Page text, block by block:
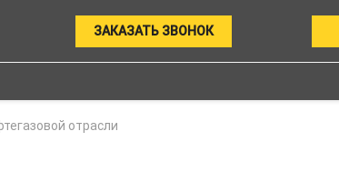
ЗАКАЗАТЬ ЗВОНОК
отрасли